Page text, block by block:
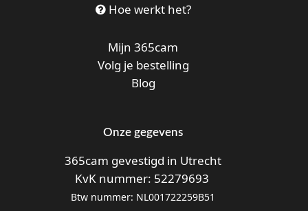
Hoe werkt het?
Mijn 365cam
Volg je bestelling
Blog
Onze gegevens
365cam gevestigd in Utrecht
KvK nummer: 52279693
Btw nummer: NL001722259B51